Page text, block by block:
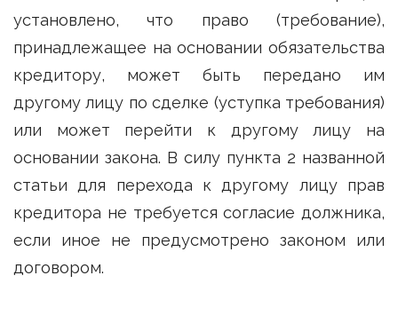
установлено, что право (требование),
принадлежащее на основании обязательства
кредитору, может быть передано им
другому лицу по сделке (уступка требования)
или может перейти к другому лицу на
основании закона. В силу пункта 2 названной
статьи для перехода к другому лицу прав
кредитора не требуется согласие должника,
если иное не предусмотрено законом или
договором.